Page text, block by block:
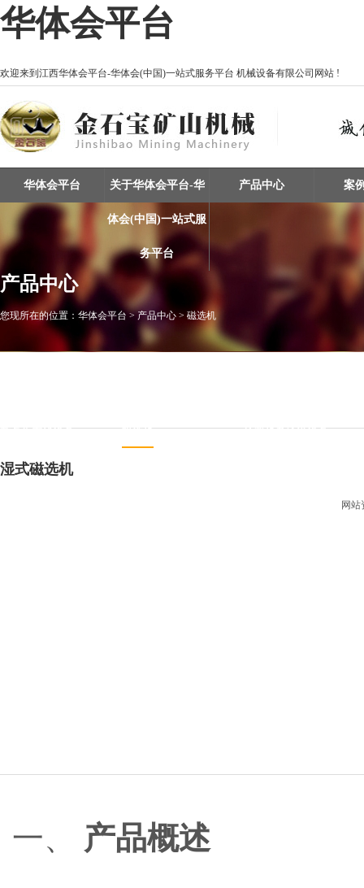
华体会平台
欢迎来到江西华体会平台-华体会(中国)一站式服务平台 机械设备有限公司网站 !
华体会平台 关于华体会平台-华
体会(中国)一站式服
务平台
产品中心 案
产品中心
您现所在的位置： 华体会平台 > 产品中心 > 磁选机
整条生产线设备 磁选机 给料机及输送设备
湿式磁选机
网站
一、
产品概述